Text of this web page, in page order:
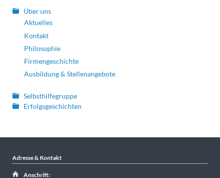
Über uns
Aktuelles
Kontakt
Philosophie
Firmengeschichte
Ausbildung & Stellenangebote
Selbsthilfegruppe
Erfolgsgeschichten
Adresse & Kontakt
Anschrift: